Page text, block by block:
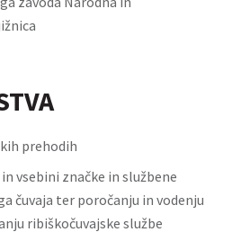
prehodih
vsebini značke in službene
čuvaja ter poročanju in vodenju
ribiškočuvajske službe